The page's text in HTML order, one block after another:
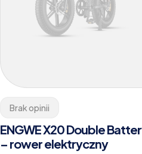
Brak opinii
ENGWE X20 Double
– rower elektryczny